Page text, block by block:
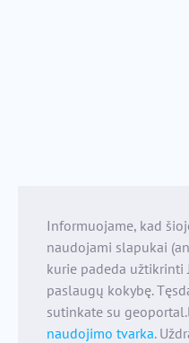
Informuojame, kad
naudojami slapukai
kurie padeda užtikrinti
paslaugų kokybę.
sutinkate su
naudojimo tvarka.